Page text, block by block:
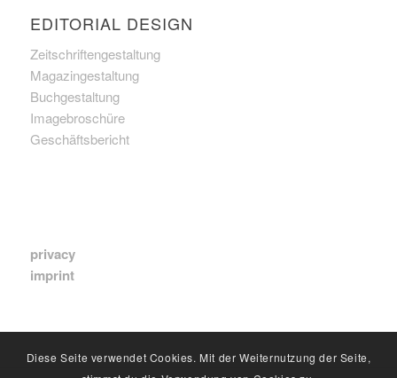
EDITORIAL DESIGN
Zeitschriftengestaltung
Magazingestaltung
Buchgestaltung
Imagebroschüre
Geschäftsbericht
privacy
imprint
Diese Seite verwendet Cookies. Mit der Weiternutzung der Seite,